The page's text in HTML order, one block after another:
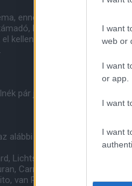
I want
web or
I want
or app.
I want
I want
ennek ellenére egy
Drogba fiatal változata.
kellene mennie, de én talán
pár játékostól, akiket
alábbi csapattal vágnánk
Lichtsteiner, Rafael, Smalling,
Carrick, Fletcher, Fellaini,
van Persie.